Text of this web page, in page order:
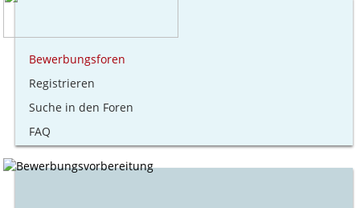
Bewerbungsforen
Registrieren
Suche in den Foren
FAQ